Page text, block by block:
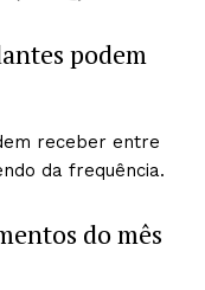
podem
receber entre
da frequência.
do mês